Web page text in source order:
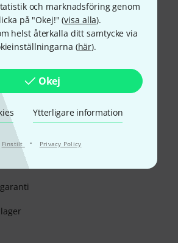
och marknadsföring genom
på "Okej!" (visa alla).
helst återkalla ditt samtycke via
(här).
Okej
Ytterligare information
Finstilt · Privacy Policy
tryggt och säkert med
Klarna Direktbetalningeller
experter